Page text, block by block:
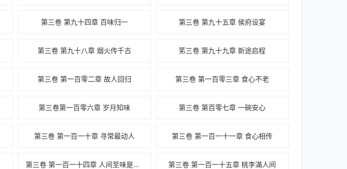
第三卷 第九十四章 百味归一 第三卷 第九十五章 侯府设宴
第三卷 第九十八章 烟火传千古 笫三卷 第九十九章 新途启程
第三卷 第一百零二章 故人回归 第三卷 第一百零三章 食心不老
第三卷第一百零六章 岁月知味 第三卷 第百零七章 一碗安心
第三卷 第一百一十章 寻常最动人 第三卷 第一百一十一章 食心相传
第三卷 第一百一十四章 人间至味是心安 第三卷 第一百一十五章 桃李滿人间